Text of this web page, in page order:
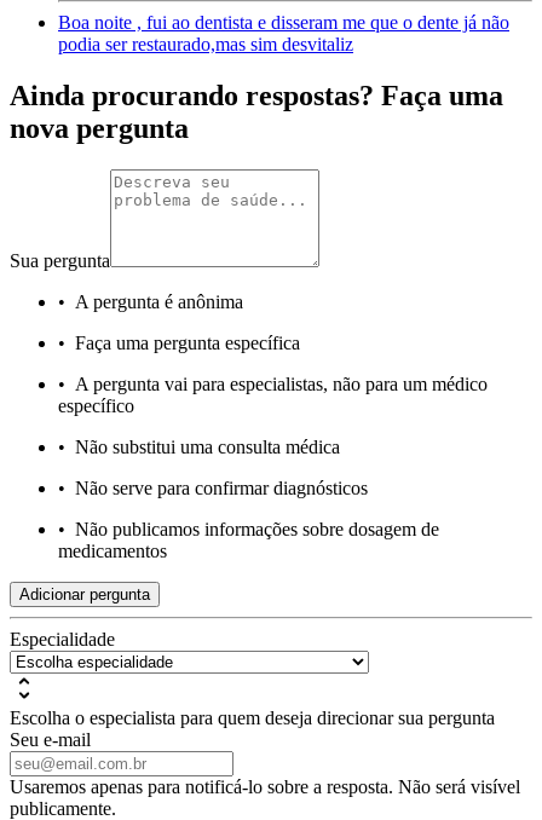
Boa noite , fui ao dentista e disseram me que o dente já não
podia ser restaurado,mas sim desvitaliz
Ainda procurando respostas? Faça uma
nova pergunta
Sua pergunta
• A pergunta é anônima
• Faça uma pergunta específica
• A pergunta vai para especialistas, não para um médico
específico
• Não substitui uma consulta médica
• Não serve para confirmar diagnósticos
• Não publicamos informações sobre dosagem de
medicamentos
Adicionar pergunta
Especialidade
Escolha o especialista para quem deseja direcionar sua pergunta
Seu e-mail
Usaremos apenas para notificá-lo sobre a resposta. Não será visível
publicamente.